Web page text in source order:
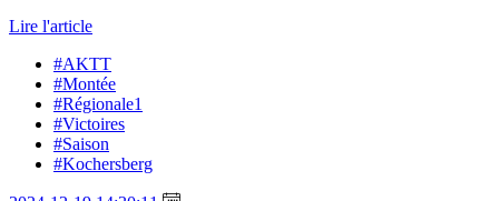
Lire l'article
#AKTT
#Montée
#Régionale1
#Victoires
#Saison
#Kochersberg